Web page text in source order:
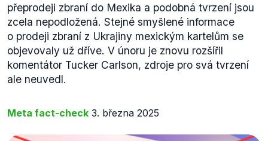
přeprodeji zbraní do Mexika a podobná tvrzení jsou
zcela nepodložená. Stejné smyšlené informace
o prodeji zbraní z Ukrajiny mexickým kartelům se
objevovaly už dříve. V únoru je znovu rozšířil
komentátor Tucker Carlson, zdroje pro svá tvrzení
ale neuvedl.
Meta fact-check 3. března 2025